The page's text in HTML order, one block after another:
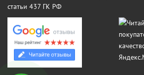
статьи 437 ГК РФ